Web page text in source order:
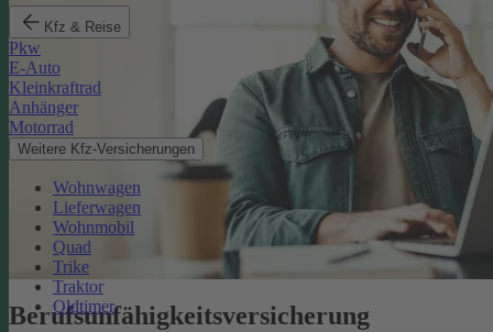
Kfz & Reise
Pkw
E-Auto
Kleinkraftrad
Anhänger
Motorrad
Weitere Kfz-Versicherungen
Wohnwagen
Lieferwagen
Wohnmobil
Quad
Trike
Traktor
Oldtimer
Berufsunfähigkeits­versicherung